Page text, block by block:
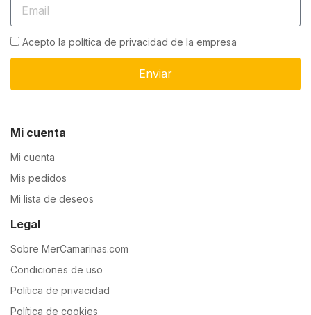
Acepto la política de privacidad de la empresa
Enviar
Mi cuenta
Mi cuenta
Mis pedidos
Mi lista de deseos
Legal
Sobre MerCamarinas.com
Condiciones de uso
Política de privacidad
Política de cookies